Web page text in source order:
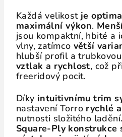
Každá velikost je
maximální výkon.
jsou kompaktní, hbité a
vlny, zatímco větší
hlubší profil a
vztlak a rychlost, což
freeridový pocit.
Díky intuitivnímu trim
nastavení Torro rychlé
nutnosti složitého ladění.
Square-Ply konstrukce